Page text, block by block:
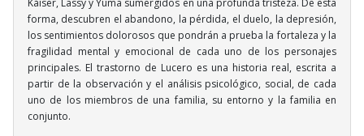
forma, descubren el abandono, la pérdida, el duelo, la depresión,
los sentimientos dolorosos que pondrán a prueba la fortaleza y la
fragilidad mental y emocional de cada uno de los personajes
principales. El trastorno de Lucero es una historia real, escrita a
partir de la observación y el análisis psicológico, social, de cada
uno de los miembros de una familia, su entorno y la familia en
conjunto.